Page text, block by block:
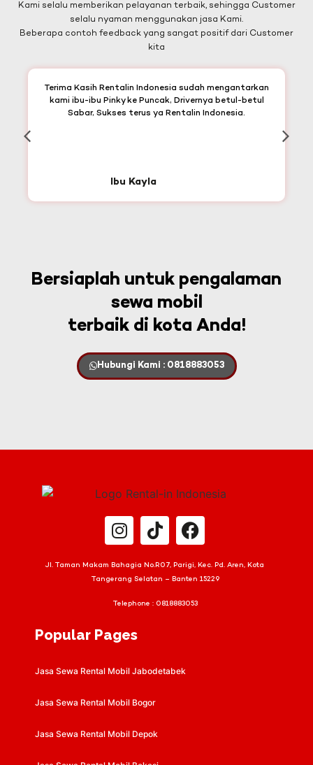
Kami selalu memberikan pelayanan terbaik, sehingga Customer
selalu nyaman menggunakan jasa Kami.
Beberapa contoh feedback yang sangat positif dari Customer
kita
Terima Kasih Rentalin Indonesia sudah mengantarkan
kami ibu-ibu Pinky ke Puncak, Drivernya betul-betul
Sabar, Sukses terus ya Rentalin Indonesia.
Ibu Kayla
Bersiaplah untuk pengalaman
sewa mobil
terbaik di kota Anda!
Hubungi Kami : 0818883053
Jl. Taman Makam Bahagia No.R07, Parigi, Kec. Pd. Aren, Kota
Tangerang Selatan – Banten 15229
Telephone : 0818883053
Popular Pages
Jasa Sewa Rental Mobil Jabodetabek
Jasa Sewa Rental Mobil Bogor
Jasa Sewa Rental Mobil Depok